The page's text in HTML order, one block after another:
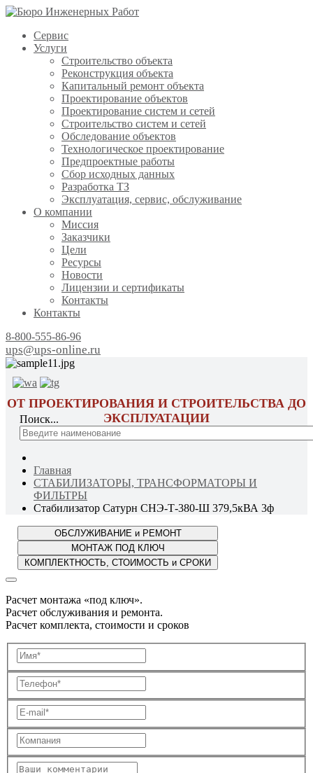
Сервис
Услуги
Строительство объекта
Реконструкция объекта
Капитальный ремонт объекта
Проектирование объектов
Проектирование систем и сетей
Строительство систем и сетей
Обследование объектов
Технологическое проектирование
Предпроектные работы
Сбор исходных данных
Разработка ТЗ
Эксплуатация, сервис, обслуживание
О компании
Миссия
Заказчики
Цели
Ресурсы
Новости
Лицензии и сертификаты
Контакты
Контакты
8-800-555-86-96
ups@ups-online.ru
ОТ ПРОЕКТИРОВАНИЯ И СТРОИТЕЛЬСТВА ДО
ЭКСПЛУАТАЦИИ
Поиск...
Главная
СТАБИЛИЗАТОРЫ, ТРАНСФОРМАТОРЫ И
ФИЛЬТРЫ
Стабилизатор Сатурн СНЭ-Т-380-Ш 379,5кВА 3ф
Расчет монтажа «под ключ».
Расчет обслуживания и ремонта.
Расчет комплекта, стоимости и сроков